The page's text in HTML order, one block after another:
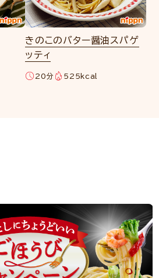
きのこのバター醤油スパゲ
ッティ
20分 525kcal